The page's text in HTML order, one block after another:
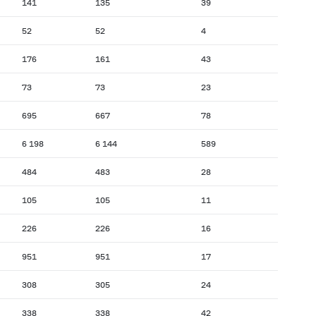
141 135 39
52 52 4
176 161 43
73 73 23
695 667 78
6 198 6 144 589
484 483 28
105 105 11
226 226 16
951 951 17
308 305 24
338 338 42